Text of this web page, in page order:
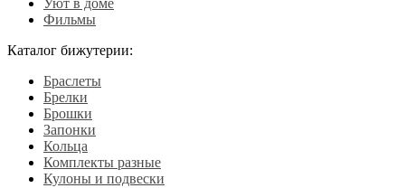
Уют в доме
Фильмы
Каталог бижутерии:
Браслеты
Брелки
Брошки
Запонки
Кольца
Комплекты разные
Кулоны и подвески